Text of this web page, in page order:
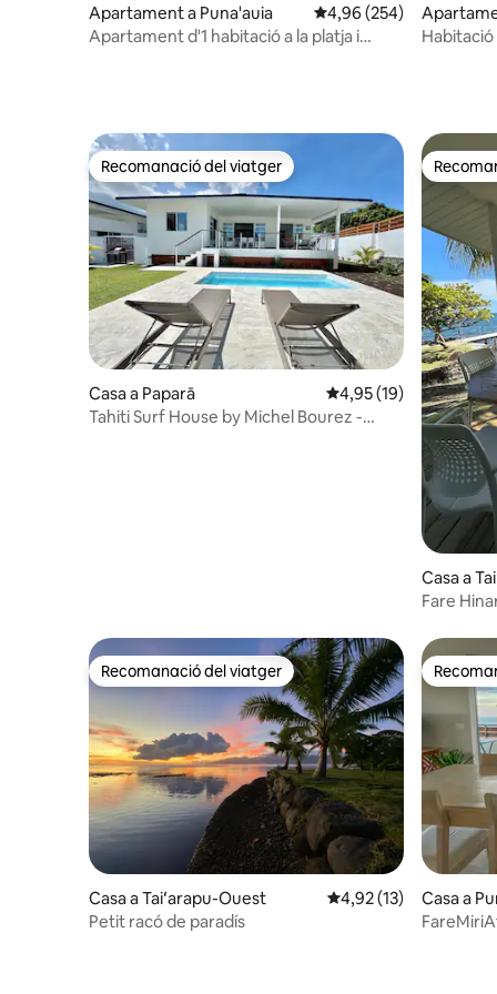
Apartament a Puna'auia 4,96 de puntuació
4,96 (254)
Apartament d'1 habitació a la platja i
Recomanació del viatger
Recomanació del viatger
Casa a Paparā 4,95 de puntuació
4,95 (19)
Tahiti Surf House by Michel Bourez -
Casa a
Fare
Recomanació del viatger
Recomanació del viatger
Casa a Taiʻarapu-Ouest 4,92 de puntuació
4,92 (13)
Petit racó de paradís
Casa a